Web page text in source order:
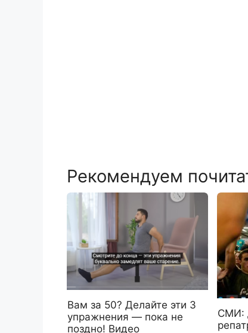
Рекомендуем
Вам за 50? Делайте эти 3
упражнения — пока не
поздно! Видео
СМИ: